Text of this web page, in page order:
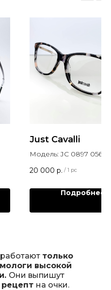
Just Cavalli
Модель: JC 0897 056
20 000 р. / 1 pc
Подробнее
только
высокой
Они выпишут
на очки.